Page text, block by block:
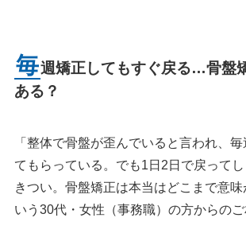
毎週矯正してもすぐ戻る…骨盤
ある？
「整体で骨盤が歪んでいると言われ、
てもらっている。でも1日2日で戻って
きつい。骨盤矯正は本当はどこまで意味
いう30代・女性（事務職）の方からのご